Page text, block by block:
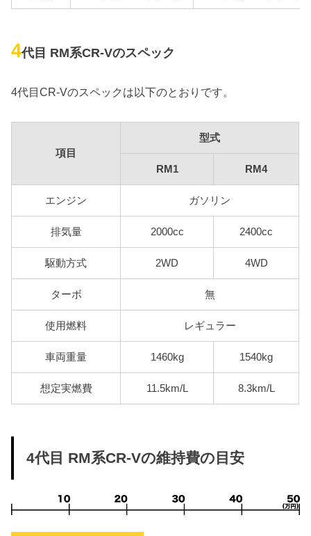
4代目 RM系CR-Vのスペック
4代目CR-Vのスペックは以下のとおりです。
項目
型式
RM1 RM4
エンジン ガソリン
排気量 2000cc 2400cc
駆動方式 2WD 4WD
ターボ 無
使用燃料 レギュラー
車両重量 1460kg 1540kg
想定実燃費 11.5km/L 8.3km/L
4代目 RM系CR-Vの維持費の目安